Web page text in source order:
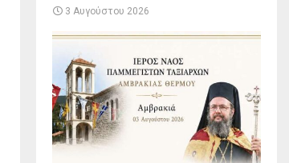
3 Αυγούστου 2026